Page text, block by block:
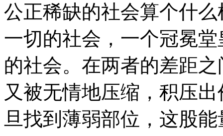
公正稀缺的社会算个什
一切的社会，一个冠冕
的社会。在两者的差距
又被无情地压缩，积压
旦找到薄弱部位，这股